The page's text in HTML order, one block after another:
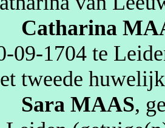
Catharina
te
tweede
Sara MAAS,